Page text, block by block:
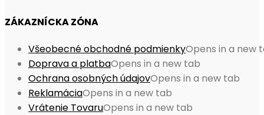
ZÁKAZNÍCKA ZÓNA
Všeobecné obchodné podmienkyOpens in a new
Doprava a platbaOpens in a new tab
Ochrana osobných údajovOpens in a new tab
ReklamáciaOpens in a new tab
Vrátenie TovaruOpens in a new tab